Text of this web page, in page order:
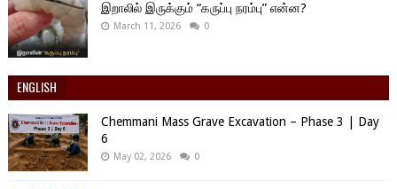
இறாலில் இருக்கும் “கருப்பு நரம்பு” என்ன?
March 11, 2026 0
ENGLISH
Chemmani Mass Grave Excavation – Phase 3 | Day
6
May 02, 2026 0